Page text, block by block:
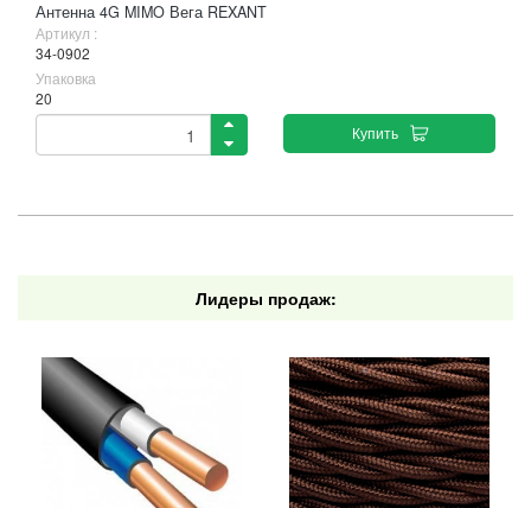
Антенна 4G MIMO Вега REXANT
Артикул :
34-0902
Упаковка
20
Купить
Лидеры продаж: